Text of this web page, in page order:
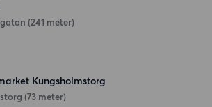
(241 meter)
Kungsholmstorg
(73 meter)